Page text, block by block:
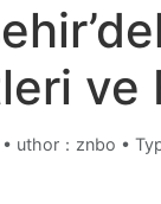
ve
• uthor：znbo •